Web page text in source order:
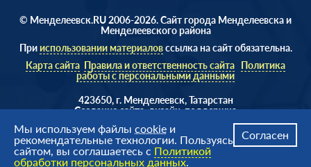
© Менделеевск.RU 2006-2026. Сайт города Менделеевска и
Менделеевского района
Прииспользовании материаловссылка на сайт обязательна.
Карта сайта Правила и ответственность сайта
Политика
работы с персональными данными
423650, г. Менделеевск, Татарстан
Cоздание сайта, дизайн, поддержка
Мы используем файлы cookie и
рекомендательные технологии. Пользуясь
сайтом, вы соглашаетесь с Политикой
обработки персональных данных.
Согласен